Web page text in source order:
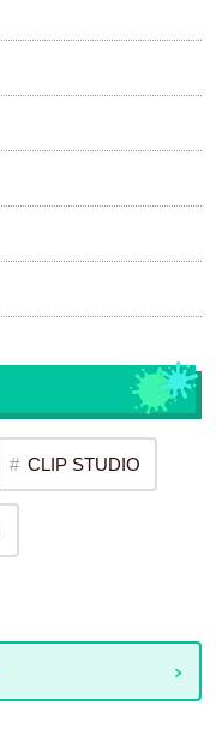
CLIP STUDIO